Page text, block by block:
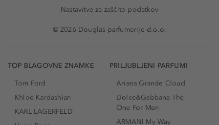
Nastavitve za zaščito podatkov
© 2026 Douglas parfumerije d.o.o.
TOP BLAGOVNE ZNAMKE
Tom Ford
Khloé Kardashian
KARL LAGERFELD
PRILJUBLJENI PARFUMI
Ariana Grande Cloud
Dolce&Gabbana The
One For Men
ARMANI My Way